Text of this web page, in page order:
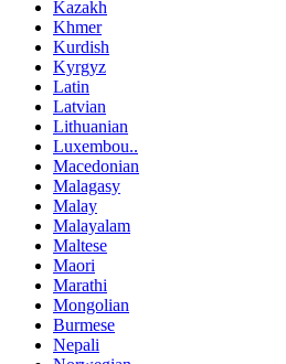
Kazakh
Khmer
Kurdish
Kyrgyz
Latin
Latvian
Lithuanian
Luxembou..
Macedonian
Malagasy
Malay
Malayalam
Maltese
Maori
Marathi
Mongolian
Burmese
Nepali